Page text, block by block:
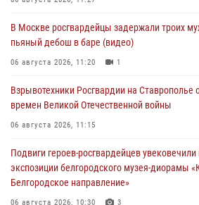
В Москве росгвардейцы задержали троих
пьяный дебош в баре (видео)
06 августа 2026, 11:20 1
Взрывотехники Росгвардии на Ставрополье
времен Великой Отечественной войны
06 августа 2026, 11:15
Подвиги героев‑росгвардейцев
экспозиции белгородского музея‑диорамы
Белгородское направление»
06 августа 2026, 10:30 3